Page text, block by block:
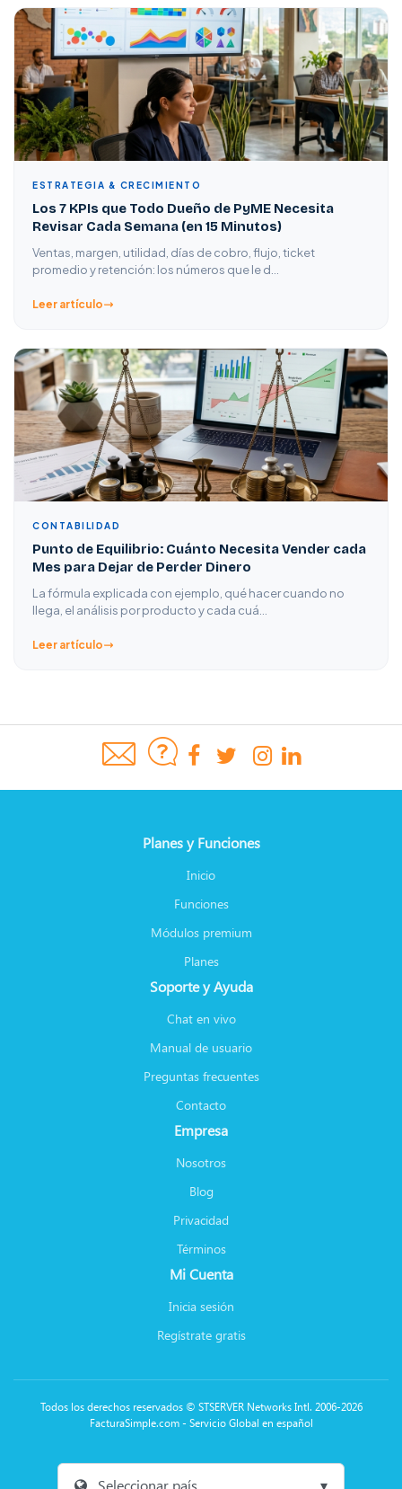
ESTRATEGIA & CRECIMIENTO
Los 7 KPIs que Todo Dueño de PyME Necesita
Revisar Cada Semana (en 15 Minutos)
Ventas, margen, utilidad, días de cobro, flujo, ticket
promedio y retención: los números que le d…
Leer artículo
CONTABILIDAD
Punto de Equilibrio: Cuánto Necesita Vender cada
Mes para Dejar de Perder Dinero
La fórmula explicada con ejemplo, qué hacer cuando no
llega, el análisis por producto y cada cuá…
Leer artículo
Planes y Funciones
Inicio
Funciones
Módulos premium
Planes
Soporte y Ayuda
Chat en vivo
Manual de usuario
Preguntas frecuentes
Contacto
Empresa
Nosotros
Blog
Privacidad
Términos
Mi Cuenta
Inicia sesión
Regístrate gratis
Todos los derechos reservados © STSERVER Networks Intl. 2006-2026
FacturaSimple.com - Servicio Global en español
Seleccionar país... ▾